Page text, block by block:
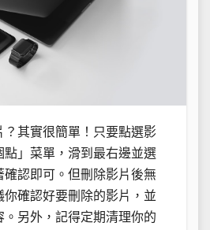
？其實很簡單！只要點選影
點」菜單，滑到最右邊並選
確認即可。但刪除影片後無
你確認好要刪除的影片，並
。另外，記得定期清理你的